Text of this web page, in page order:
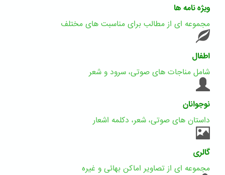
ویژه نامه ها
مجموعه ای از مطالب برای مناسبت های مختلف
اطفال
شامل مناجات های صوتی، سرود و شعر
نوجوانان
داستان های صوتی، شعر، دکلمه اشعار
گالری
مجموعه ای از تصاویر اماکن بهائی و غیره